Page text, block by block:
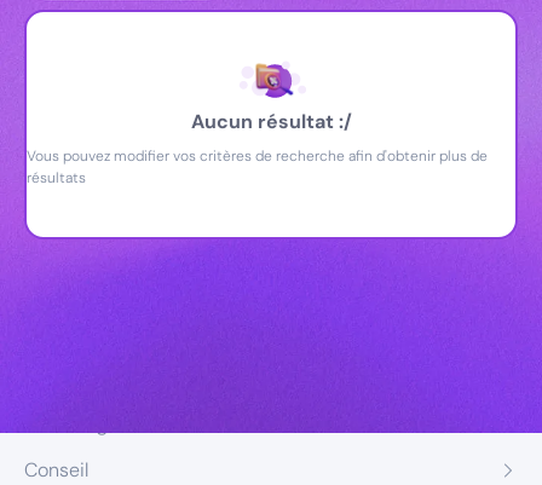
Aucun résultat :/
Vous pouvez modifier vos critères de recherche afin d'obtenir plus de
résultats
Conseil